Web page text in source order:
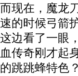
现在，魔龙
的时候弓箭
边看了一眼
传奇刚才起
跳跳蜂特色